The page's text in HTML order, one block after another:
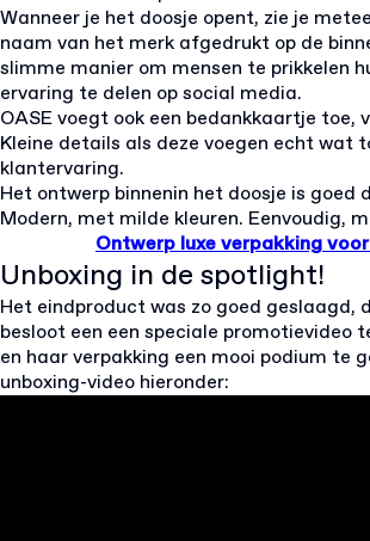
Wanneer je het doosje opent, zie je
naam van het merk afgedrukt op de
slimme manier om mensen te prikkelen
ervaring te delen op social media.
OASE voegt ook een bedankkaartje toe,
Kleine details als deze voegen echt wat
klantervaring.
Het ontwerp binnenin het doosje is goed
Modern, met milde kleuren. Eenvoudig,
Ontwerp luxe verpakking
Unboxing in de spotlight!
Het eindproduct was zo goed geslaagd,
besloot een een speciale promotievideo
en haar verpakking een mooi podium te
unboxing-video hieronder: